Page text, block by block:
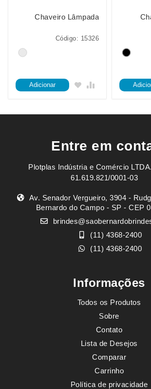
Chaveiro Lâmpada
Código: 15326
Adicionar
Entre em
Plotplas Indústria e Comércio LTDA. ㅤ
61.619.821/0001-03
Av. Senador Vergueiro, 3904 -
Bernardo do Campo - SP - CEP
(11) 4368-2400
(11) 4368-2400
Informações
Todos os Produtos
Sobre
Contato
Lista de Desejos
Comparar
Carrinho
Política de privacidade